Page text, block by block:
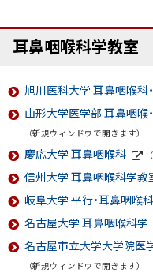
ト
サ
イ
ト
ト
プ
に
る
耳鼻咽喉科学教室
旭川医科大学 耳鼻咽喉科
山形大学医学部 耳鼻咽喉
（新規ウィンドウで開きます）
慶応大学 耳鼻咽喉科
部
サ
イ
ト
信州大学 耳鼻咽喉科学教
岐阜大学 平行・耳鼻咽喉
名古屋大学 耳鼻咽喉科学
名古屋市立大学大学院医
（新規ウィンドウで開きます）